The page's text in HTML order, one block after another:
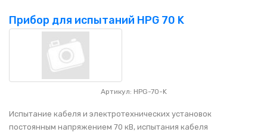
Прибор для испытаний HPG 70 K
Артикул: HPG-70-K
Испытание кабеля и электротехнических установок
постоянным напряжением 70 кВ, испытания кабеля